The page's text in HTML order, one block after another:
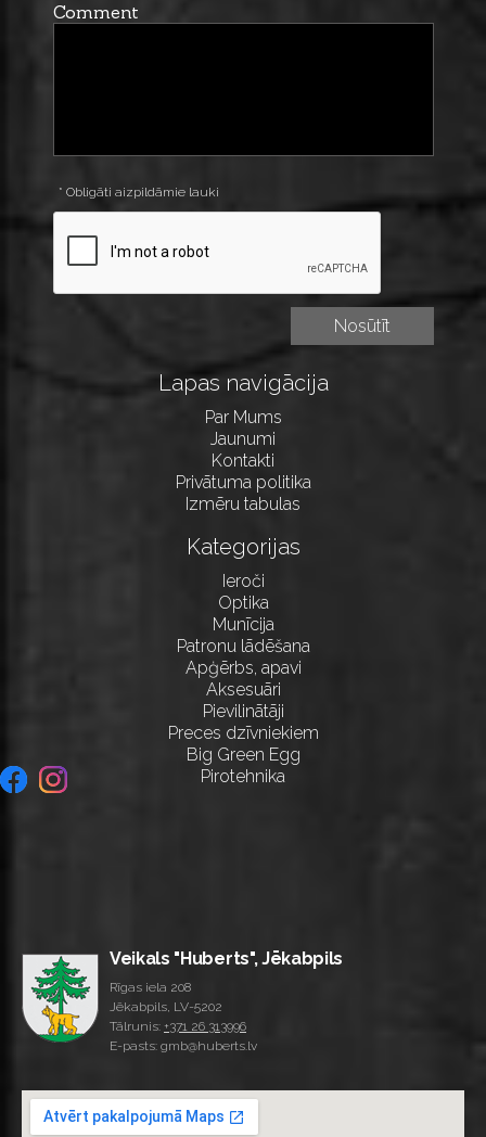
Comment
* Obligāti aizpildāmie lauki
Lapas navigācija
Par Mums
Jaunumi
Kontakti
Privātuma politika
Izmēru tabulas
Kategorijas
Ieroči
Optika
Munīcija
Patronu lādēšana
Apģērbs, apavi
Aksesuāri
Pievilinātāji
Preces dzīvniekiem
Big Green Egg
Pirotehnika
Veikals "Huberts", Jēkabpils
Rīgas iela 208
Jēkabpils, LV-5202
Tālrunis: +371 26 313996
E-pasts: gmb@huberts.lv